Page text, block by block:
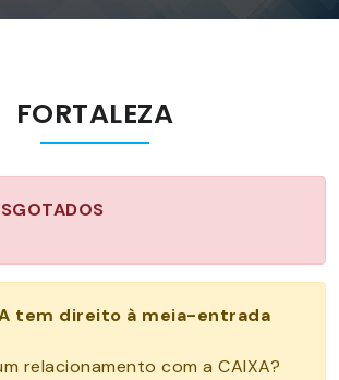
FORTALEZA
tem direito à meia-entrada
relacionamento com a CAIXA?